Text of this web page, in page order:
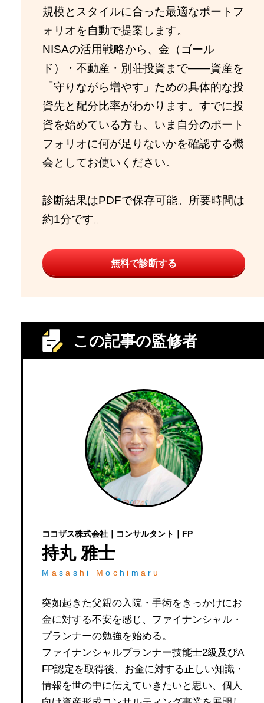
規模とスタイルに合った最適なポートフ
ォリオを自動で提案します。
NISAの活用戦略から、金（ゴール
ド）・不動産・別荘投資まで——資産を
「守りながら増やす」ための具体的な投
資先と配分比率がわかります。すでに投
資を始めている方も、いま自分のポート
フォリオに何が足りないかを確認する機
会としてお使いください。
診断結果はPDFで保存可能。所要時間は
約1分です。
無料で診断する
この記事の監修者
ココザス株式会社｜コンサルタント｜FP
持丸 雅士
M asa s h i Mo c h i m a r u
突如起きた父親の入院・手術をきっかけにお
金に対する不安を感じ、ファイナンシャル・
プランナーの勉強を始める。
ファイナンシャルプランナー技能士2級及びA
FP認定を取得後、お金に対する正しい知識・
情報を世の中に伝えていきたいと思い、個人